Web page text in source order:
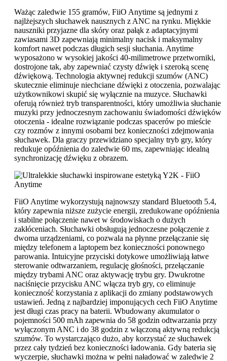
Ważąc zaledwie 155 gramów, FiiO Anytime są jednymi z
najlżejszych słuchawek nausznych z ANC na rynku. Miękkie
nauszniki przyjazne dla skóry oraz pałąk z adaptacyjnymi
zawiasami 3D zapewniają minimalny nacisk i maksymalny
komfort nawet podczas długich sesji słuchania. Anytime
wyposażono w wysokiej jakości 40-milimetrowe przetworniki,
dostrojone tak, aby zapewniać czysty dźwięk i szeroką scenę
dźwiękową. Technologia aktywnej redukcji szumów (ANC)
skutecznie eliminuje niechciane dźwięki z otoczenia, pozwalając
użytkownikowi skupić się wyłącznie na muzyce. Słuchawki
oferują również tryb transparentności, który umożliwia słuchanie
muzyki przy jednoczesnym zachowaniu świadomości dźwięków
otoczenia - idealne rozwiązanie podczas spacerów po mieście
czy rozmów z innymi osobami bez konieczności zdejmowania
słuchawek. Dla graczy przewidziano specjalny tryb gry, który
redukuje opóźnienia do zaledwie 60 ms, zapewniając idealną
synchronizację dźwięku z obrazem.
FiiO Anytime wykorzystują najnowszy standard Bluetooth 5.4,
który zapewnia niższe zużycie energii, zredukowane opóźnienia
i stabilne połączenie nawet w środowiskach o dużych
zakłóceniach. Słuchawki obsługują jednoczesne połączenie z
dwoma urządzeniami, co pozwala na płynne przełączanie się
między telefonem a laptopem bez konieczności ponownego
parowania. Intuicyjne przyciski dotykowe umożliwiają łatwe
sterowanie odtwarzaniem, regulację głośności, przełączanie
między trybami ANC oraz aktywację trybu gry. Dwukrotne
naciśnięcie przycisku ANC włącza tryb gry, co eliminuje
konieczność korzystania z aplikacji do zmiany podstawowych
ustawień. Jedną z najbardziej imponujących cech FiiO Anytime
jest długi czas pracy na baterii. Wbudowany akumulator o
pojemności 500 mAh zapewnia do 58 godzin odtwarzania przy
wyłączonym ANC i do 38 godzin z włączoną aktywną redukcją
szumów. To wystarczająco dużo, aby korzystać ze słuchawek
przez cały tydzień bez konieczności ładowania. Gdy bateria się
wyczerpie, słuchawki można w pełni naładować w zaledwie 2